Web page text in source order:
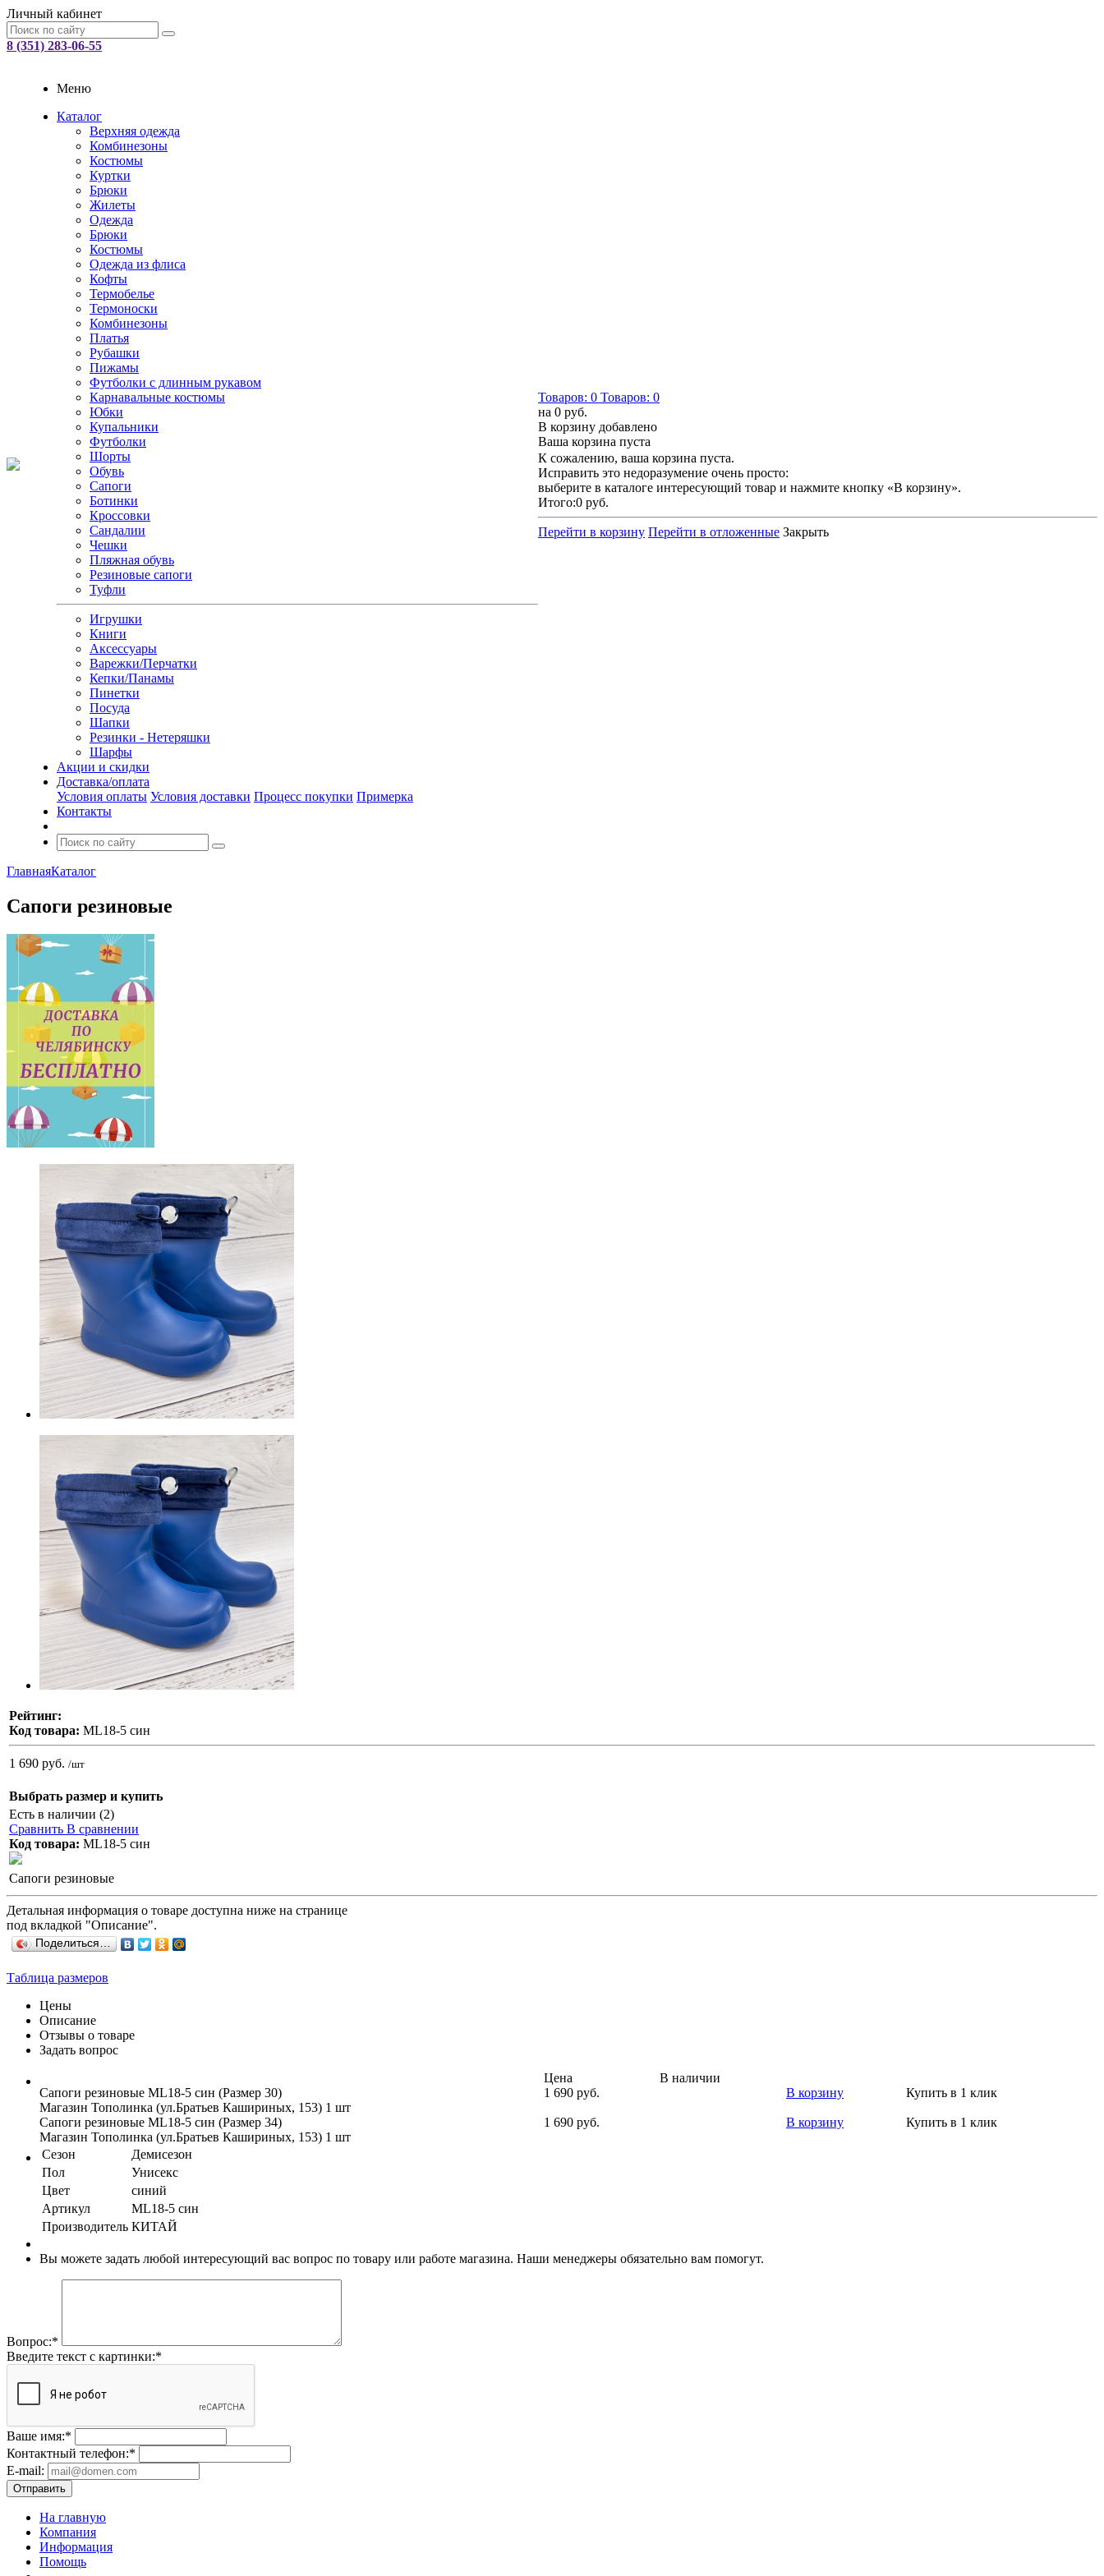
Личный кабинет
8 (351) 283-06-55
Меню
Каталог
Верхняя одежда
Комбинезоны
Костюмы
Куртки
Брюки
Жилеты
Одежда
Брюки
Костюмы
Одежда из флиса
Кофты
Термобелье
Термоноски
Комбинезоны
Платья
Рубашки
Пижамы
Футболки с длинным рукавом
Карнавальные костюмы
Юбки
Купальники
Футболки
Шорты
Обувь
Сапоги
Ботинки
Кроссовки
Сандалии
Чешки
Пляжная обувь
Резиновые сапоги
Туфли
Игрушки
Книги
Аксессуары
Варежки/Перчатки
Кепки/Панамы
Пинетки
Посуда
Шапки
Резинки - Нетеряшки
Шарфы
Акции и скидки
Доставка/оплата
Условия оплаты Условия доставки Процесс покупки Примерка
Контакты
Товаров: 0 Товаров: 0
на 0 руб.
В корзину добавлено
Ваша корзина пуста
К сожалению, ваша корзина пуста.
Исправить это недоразумение очень просто:
выберите в каталоге интересующий товар и нажмите кнопку «В корзину».
Итого:0 руб.
Перейти в корзину Перейти в отложенные Закрыть
ГлавнаяКаталог
Сапоги резиновые
Рейтинг:
Код товара: ML18-5 син
1 690 руб. /шт
Выбрать размер и купить
Есть в наличии (2)
Сравнить В сравнении
Код товара: ML18-5 син
Сапоги резиновые
Детальная информация о товаре доступна ниже на странице
под вкладкой "Описание".
Поделиться…
Таблица размеров
Цены
Описание
Отзывы о товаре
Задать вопрос
Цена
В наличии
Сапоги резиновые ML18-5 син (Размер 30)
1 690 руб. В корзину
Купить в 1 клик
Магазин Тополинка (ул.Братьев Кашириных, 153) 1 шт
Сапоги резиновые ML18-5 син (Размер 34)
1 690 руб. В корзину
Купить в 1 клик
Магазин Тополинка (ул.Братьев Кашириных, 153) 1 шт
Сезон
Демисезон
Пол
Унисекс
Цвет
синий
Артикул
ML18-5 син
Производитель КИТАЙ
Вы можете задать любой интересующий вас вопрос по товару или работе магазина. Наши менеджеры обязательно вам помогут.
Вопрос:*
Введите текст с картинки:*
Ваше имя:*
Контактный телефон:*
E-mail:
Отправить
На главную
Компания
Информация
Помощь